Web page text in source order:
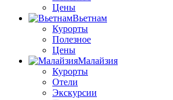
Цены
Вьетнам
Курорты
Полезное
Цены
Малайзия
Курорты
Отели
Экскурсии